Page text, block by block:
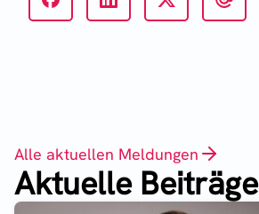
Alle aktuellen Meldungen
Aktuelle Beiträge